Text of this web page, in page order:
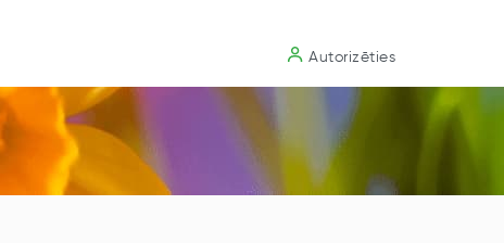
Autorizēties